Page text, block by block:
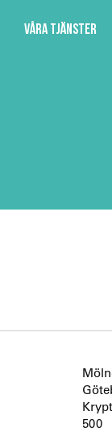
Våra tjänster
500